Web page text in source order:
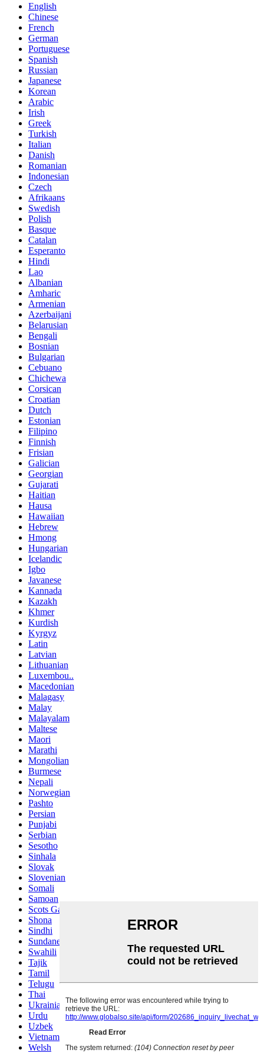
English
Chinese
French
German
Portuguese
Spanish
Russian
Japanese
Korean
Arabic
Irish
Greek
Turkish
Italian
Danish
Romanian
Indonesian
Czech
Afrikaans
Swedish
Polish
Basque
Catalan
Esperanto
Hindi
Lao
Albanian
Amharic
Armenian
Azerbaijani
Belarusian
Bengali
Bosnian
Bulgarian
Cebuano
Chichewa
Corsican
Croatian
Dutch
Estonian
Filipino
Finnish
Frisian
Galician
Georgian
Gujarati
Haitian
Hausa
Hawaiian
Hebrew
Hmong
Hungarian
Icelandic
Igbo
Javanese
Kannada
Kazakh
Khmer
Kurdish
Kyrgyz
Latin
Latvian
Lithuanian
Luxembou..
Macedonian
Malagasy
Malay
Malayalam
Maltese
Maori
Marathi
Mongolian
Burmese
Nepali
Norwegian
Pashto
Persian
Punjabi
Serbian
Sesotho
Sinhala
Slovak
Slovenian
Somali
Samoan
Scots Gaelic
Shona
Sindhi
Sundanese
Swahili
Tajik
Tamil
Telugu
Thai
Ukrainian
Urdu
Uzbek
Vietnamese
Welsh